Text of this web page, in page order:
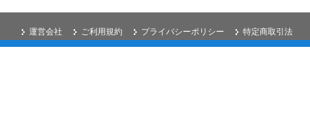
特定商取引法
プライバシーポリシー
ご利用規約
運営会社